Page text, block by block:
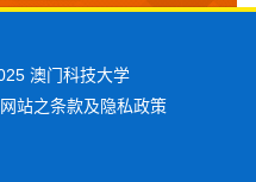
澳门科技大学
站之条款及隐私政策